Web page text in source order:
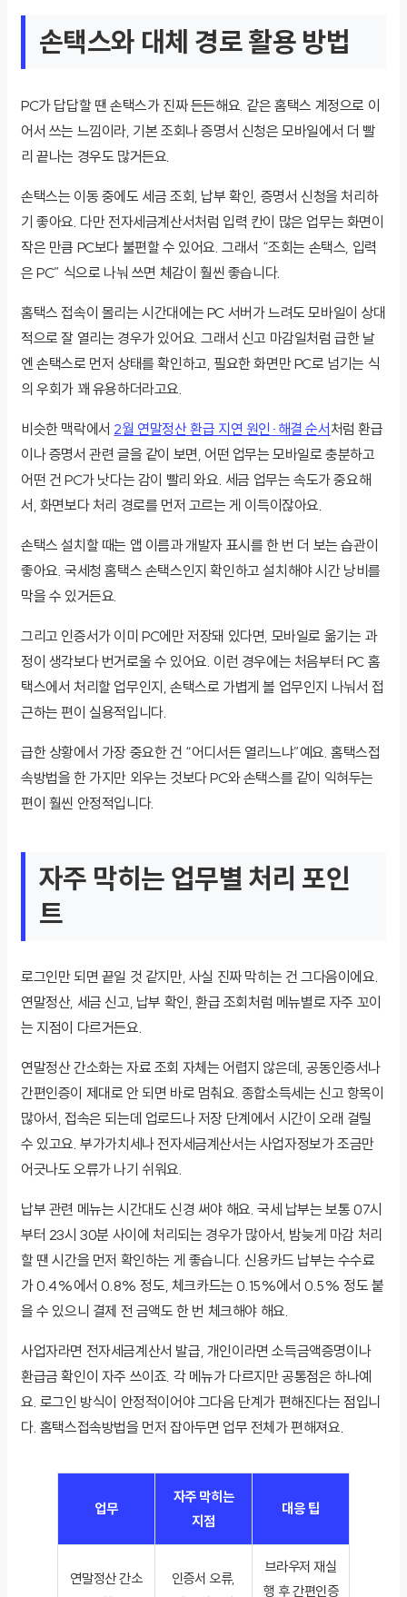
손택스와 대체 경로 활용 방법
PC가 답답할 땐 손택스가 진짜 든든해요. 같은 홈택스 계정으로 이
어서 쓰는 느낌이라, 기본 조회나 증명서 신청은 모바일에서 더 빨
리 끝나는 경우도 많거든요.
손택스는 이동 중에도 세금 조회, 납부 확인, 증명서 신청을 처리하
기 좋아요. 다만 전자세금계산서처럼 입력 칸이 많은 업무는 화면이
작은 만큼 PC보다 불편할 수 있어요. 그래서 “조회는 손택스, 입력
은 PC” 식으로 나눠 쓰면 체감이 훨씬 좋습니다.
홈택스 접속이 몰리는 시간대에는 PC 서버가 느려도 모바일이 상대
적으로 잘 열리는 경우가 있어요. 그래서 신고 마감일처럼 급한 날
엔 손택스로 먼저 상태를 확인하고, 필요한 화면만 PC로 넘기는 식
의 우회가 꽤 유용하더라고요.
비슷한 맥락에서 2월 연말정산 환급 지연 원인·해결 순서처럼 환급
이나 증명서 관련 글을 같이 보면, 어떤 업무는 모바일로 충분하고
어떤 건 PC가 낫다는 감이 빨리 와요. 세금 업무는 속도가 중요해
서, 화면보다 처리 경로를 먼저 고르는 게 이득이잖아요.
손택스 설치할 때는 앱 이름과 개발자 표시를 한 번 더 보는 습관이
좋아요. 국세청 홈택스 손택스인지 확인하고 설치해야 시간 낭비를
막을 수 있거든요.
그리고 인증서가 이미 PC에만 저장돼 있다면, 모바일로 옮기는 과
정이 생각보다 번거로울 수 있어요. 이런 경우에는 처음부터 PC 홈
택스에서 처리할 업무인지, 손택스로 가볍게 볼 업무인지 나눠서 접
근하는 편이 실용적입니다.
급한 상황에서 가장 중요한 건 “어디서든 열리느냐”예요. 홈택스접
속방법을 한 가지만 외우는 것보다 PC와 손택스를 같이 익혀두는
편이 훨씬 안정적입니다.
자주 막히는 업무별 처리 포인
트
로그인만 되면 끝일 것 같지만, 사실 진짜 막히는 건 그다음이에요.
연말정산, 세금 신고, 납부 확인, 환급 조회처럼 메뉴별로 자주 꼬이
는 지점이 다르거든요.
연말정산 간소화는 자료 조회 자체는 어렵지 않은데, 공동인증서나
간편인증이 제대로 안 되면 바로 멈춰요. 종합소득세는 신고 항목이
많아서, 접속은 되는데 업로드나 저장 단계에서 시간이 오래 걸릴
수 있고요. 부가가치세나 전자세금계산서는 사업자정보가 조금만
어긋나도 오류가 나기 쉬워요.
납부 관련 메뉴는 시간대도 신경 써야 해요. 국세 납부는 보통 07시
부터 23시 30분 사이에 처리되는 경우가 많아서, 밤늦게 마감 처리
할 땐 시간을 먼저 확인하는 게 좋습니다. 신용카드 납부는 수수료
가 0.4%에서 0.8% 정도, 체크카드는 0.15%에서 0.5% 정도 붙
을 수 있으니 결제 전 금액도 한 번 체크해야 해요.
사업자라면 전자세금계산서 발급, 개인이라면 소득금액증명이나
환급금 확인이 자주 쓰이죠. 각 메뉴가 다르지만 공통점은 하나예
요. 로그인 방식이 안정적이어야 그다음 단계가 편해진다는 점입니
다. 홈택스접속방법을 먼저 잡아두면 업무 전체가 편해져요.
업무
자주 막히는
지점
대응 팁
연말정산 간소
인증서 오류,
브라우저 재실
행 후 간편인증